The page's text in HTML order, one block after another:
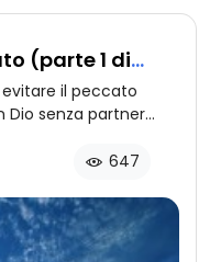
(parte 1 di
carattere
il peccato
Dio senza partner
e costumato,
coscienza, e
rettitudine definita
647